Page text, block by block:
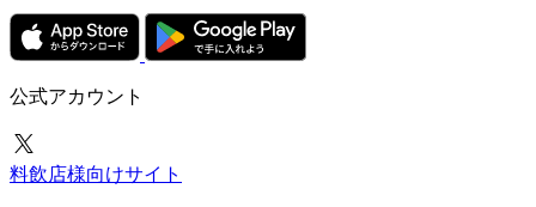
公式アカウント
料飲店様向けサイト